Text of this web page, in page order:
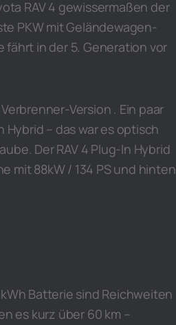
RAV 4 gewissermaßen der
PKW mit Geländewagen-
fährt in der 5. Generation vor
Version . Ein paar
– das war es optisch
Der RAV 4 Plug-In Hybrid
mit 88kW / 134 PS und hinten
Batterie sind Reichweiten
es kurz über 60 km –